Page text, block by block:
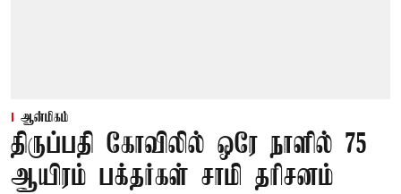
ஆன்மிகம்
திருப்பதி கோவிலில் ஒரே நாளில் 75
ஆயிரம் பக்தர்கள் சாமி தரிசனம்